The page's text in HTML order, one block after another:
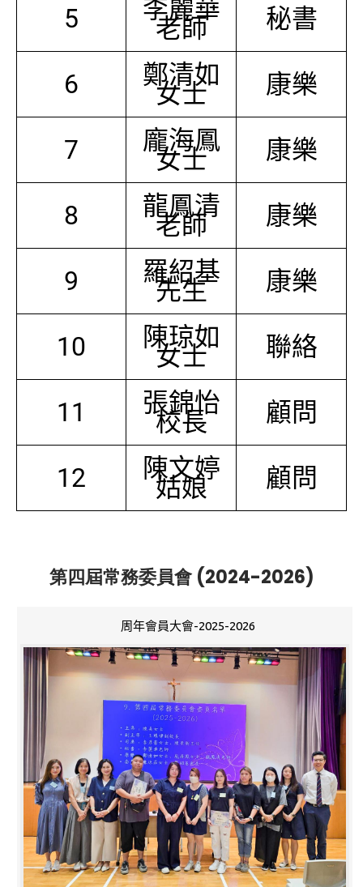
5 李麗華
老師 秘書
6 鄭清如
女士 康樂
7 龐海鳳
女士 康樂
8 龍鳳清
老師 康樂
9 羅紹基
先生 康樂
10 陳琼如
女士 聯絡
11 張錦怡
校長 顧問
12 陳文婷
姑娘 顧問
第四屆常務委員會 (2024-2026)
周年會員大會-2025-2026